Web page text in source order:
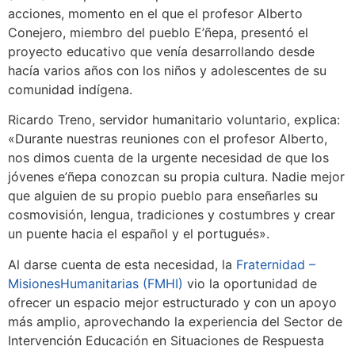
acciones, momento en el que el profesor Alberto
Conejero, miembro del pueblo E’ñepa, presentó el
proyecto educativo que venía desarrollando desde
hacía varios años con los niños y adolescentes de su
comunidad indígena.
Ricardo Treno, servidor humanitario voluntario, explica:
«Durante nuestras reuniones con el profesor Alberto,
nos dimos cuenta de la urgente necesidad de que los
jóvenes e’ñepa conozcan su propia cultura. Nadie mejor
que alguien de su propio pueblo para enseñarles su
cosmovisión, lengua, tradiciones y costumbres y crear
un puente hacia el español y el portugués».
Al darse cuenta de esta necesidad, la Fraternidad –
MisionesHumanitarias (FMHI) vio la oportunidad de
ofrecer un espacio mejor estructurado y con un apoyo
más amplio, aprovechando la experiencia del Sector de
Intervención Educación en Situaciones de Respuesta